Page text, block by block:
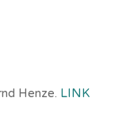
Henze. LINK